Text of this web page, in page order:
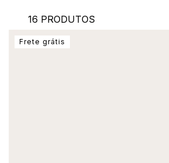
16 PRODUTOS
Frete grátis